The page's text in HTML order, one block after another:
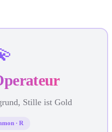
Stille ist Gold
· R